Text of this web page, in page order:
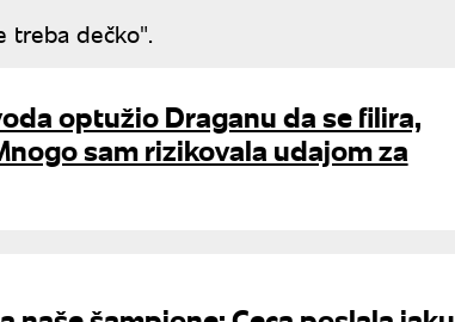
treba dečko".
optužio Draganu da se filira,
sam rizikovala udajom za